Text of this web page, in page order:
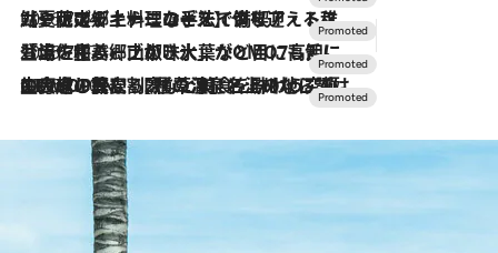
2026.7.24
【夏限定ディナーコース】旬を迎える稚鮎や花ズッキーニなどをイタリア・トスカーナの郷土料理の手法で満喫！
2026.7.17
「土佐和ハーブかき氷」がOMO7高知に登場！生姜、山椒、大葉など目にも舌にも涼を呼ぶ郷土の味
2026.7.10
NEW OPEN！【界 草津】名湯の地に誕生。趣の異なる2種の温泉と上州ならではの会席・蕎麦割烹など美食を味わう究極の癒やし旅